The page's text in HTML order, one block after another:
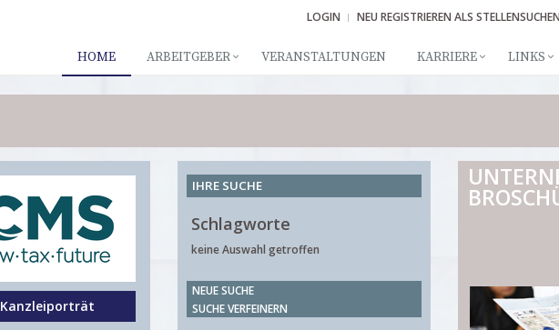
LOGIN NEU REGISTRIEREN ALS
HOME ARBEITGEBER VERANSTALTUNGEN KARRIERE LINKS
Kanzleiporträt
IHRE SUCHE
Schlagworte
keine Auswahl getroffen
NEUE SUCHE
SUCHE VERFEINERN